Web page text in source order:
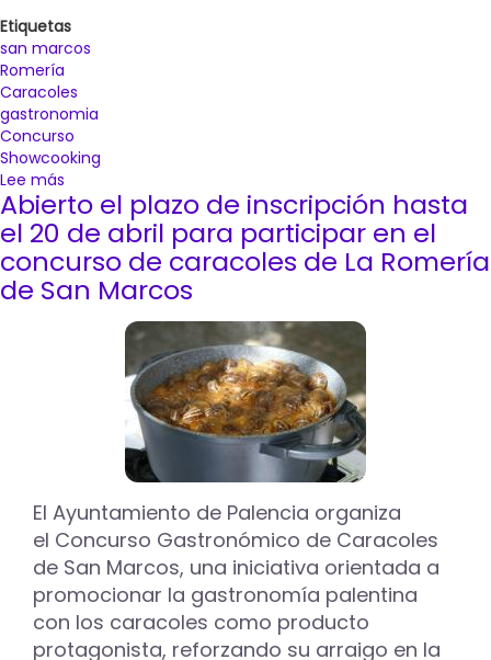
Etiquetas
san marcos
Romería
Caracoles
gastronomia
Concurso
Showcooking
Lee más
Diez
cocineros
competirán
este
25
Concurso
Caracoles
Marcos
en
Palencia
Abierto el plazo de inscripción hasta
el 20 de abril para participar en el
concurso de caracoles de La Romería
de San Marcos
El Ayuntamiento de Palencia organiza
el Concurso Gastronómico de Caracoles
de San Marcos, una iniciativa orientada a
promocionar la gastronomía palentina
con los caracoles como producto
protagonista, reforzando su arraigo en la